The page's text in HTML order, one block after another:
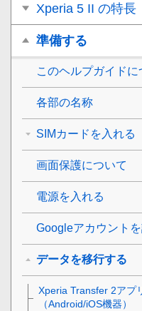
Xperia 5 II の特長
準備する
このヘルプガイドに
各部の名称
SIMカードを入れる
画面保護について
電源を入れる
Googleアカウント
データを移行する
Xperia Transfer 2アプ
（Android/iOS機器）